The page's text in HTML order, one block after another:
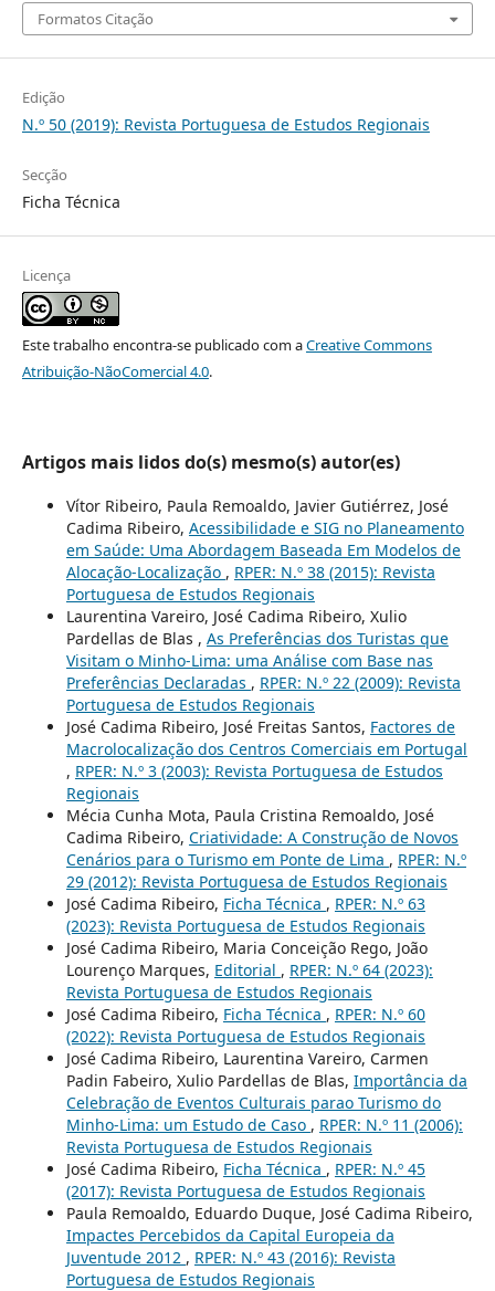
Formatos Citação
Edição
N.º 50 (2019): Revista Portuguesa de Estudos Regionais
Secção
Ficha Técnica
Licença
Este trabalho encontra-se publicado com aCreative Commons
Atribuição-NãoComercial 4.0.
Artigos mais lidos do(s) mesmo(s) autor(es)
Vítor Ribeiro, Paula Remoaldo, Javier Gutiérrez, José
Cadima Ribeiro, Acessibilidade e SIG no Planeamento
em Saúde: Uma Abordagem Baseada Em Modelos de
Alocação-Localização , RPER: N.º 38 (2015): Revista
Portuguesa de Estudos Regionais
Laurentina Vareiro, José Cadima Ribeiro, Xulio
Pardellas de Blas , As Preferências dos Turistas que
Visitam o Minho-Lima: uma Análise com Base nas
Preferências Declaradas , RPER: N.º 22 (2009): Revista
Portuguesa de Estudos Regionais
José Cadima Ribeiro, José Freitas Santos, Factores de
Macrolocalização dos Centros Comerciais em Portugal
, RPER: N.º 3 (2003): Revista Portuguesa de Estudos
Regionais
Mécia Cunha Mota, Paula Cristina Remoaldo, José
Cadima Ribeiro, Criatividade: A Construção de Novos
Cenários para o Turismo em Ponte de Lima , RPER: N.º
29 (2012): Revista Portuguesa de Estudos Regionais
José Cadima Ribeiro, Ficha Técnica , RPER: N.º 63
(2023): Revista Portuguesa de Estudos Regionais
José Cadima Ribeiro, Maria Conceição Rego, João
Lourenço Marques, Editorial , RPER: N.º 64 (2023):
Revista Portuguesa de Estudos Regionais
José Cadima Ribeiro, Ficha Técnica , RPER: N.º 60
(2022): Revista Portuguesa de Estudos Regionais
José Cadima Ribeiro, Laurentina Vareiro, Carmen
Padin Fabeiro, Xulio Pardellas de Blas, Importância da
Celebração de Eventos Culturais parao Turismo do
Minho-Lima: um Estudo de Caso , RPER: N.º 11 (2006):
Revista Portuguesa de Estudos Regionais
José Cadima Ribeiro, Ficha Técnica , RPER: N.º 45
(2017): Revista Portuguesa de Estudos Regionais
Paula Remoaldo, Eduardo Duque, José Cadima Ribeiro,
Impactes Percebidos da Capital Europeia da
Juventude 2012 , RPER: N.º 43 (2016): Revista
Portuguesa de Estudos Regionais